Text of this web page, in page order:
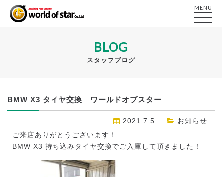
MENU
BLOG
スタッフブログ
BMW X3 タイヤ交換 ワールドオブスター
2021.7.5
お知らせ
ご来店ありがとうございます！
BMW X3 持ち込みタイヤ交換でご入庫して頂きました！